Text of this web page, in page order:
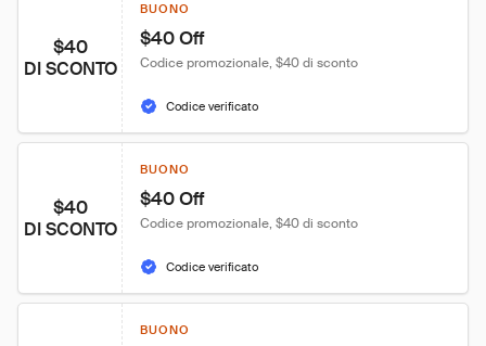
$40
DI SCONTO
BUONO
$40 Off
Codice promozionale, $40 di sconto
Codice verificato
$40
DI SCONTO
BUONO
$40 Off
Codice promozionale, $40 di sconto
Codice verificato
BUONO